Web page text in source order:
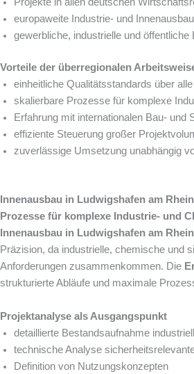
Projekte in allen deutschen
europaweite Industrie- und
gewerbliche, industrielle und öffentliche
Vorteile der überregionalen
einheitliche Qualitätsstandards über
skalierbare Prozesse für komplexe
Erfahrung mit internationalen Bau- und
effiziente Steuerung großer
zuverlässige Umsetzung unabhängig
Innenausbau in Ludwigshafen am
Prozesse für komplexe Industrie- und
Innenausbau in Ludwigshafen am Rhein
Präzision, da industrielle, chemische und
Anforderungen zusammenkommen. Die
strukturierte Abläufe und maximale
Projektanalyse als Ausgangspunkt
detaillierte Bestandsaufnahme
technische Analyse
Definition von Nutzungskonzepten